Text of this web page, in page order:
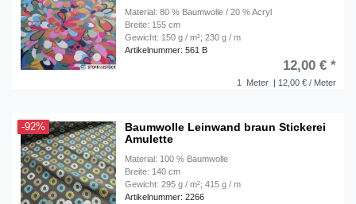
Material: 80 % Baumwolle / 20 % Acryl
Breite: 155 cm
Gewicht: 150 g / m²; 230 g / m
Artikelnummer: 561 B
1 Meter | 12,00 € / Meter
12,00 € *
-92%
Baumwolle Leinwand braun Stickerei
Amulette
Material: 100 % Baumwolle
Breite: 140 cm
Gewicht: 295 g / m²; 415 g / m
Artikelnummer: 2266